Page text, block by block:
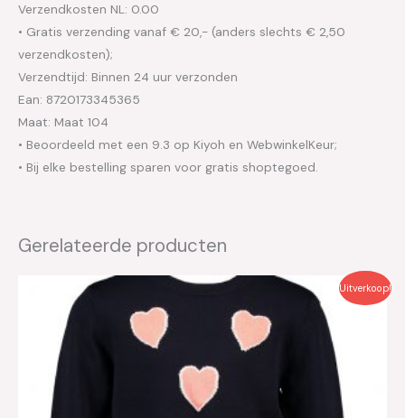
Verzendkosten NL: 0.00
• Gratis verzending vanaf € 20,- (anders slechts € 2,50
verzendkosten);
Verzendtijd: Binnen 24 uur verzonden
Ean: 8720173345365
Maat: Maat 104
• Beoordeeld met een 9.3 op Kiyoh en WebwinkelKeur;
• Bij elke bestelling sparen voor gratis shoptegoed.
Gerelateerde producten
Uitverkoop!
Oorspronkelijke
prijs
was:
€59.99.
Huidige
€30.00.